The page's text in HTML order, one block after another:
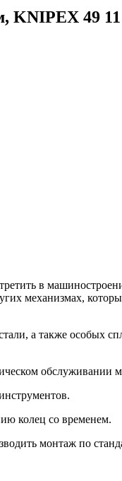
49 11
в
механизмах,
а также особых
обслуживании
колец со временем.
монтаж по